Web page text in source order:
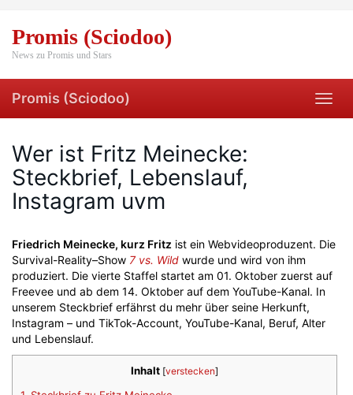
main
content
Promis (Sciodoo)
News zu Promis und Stars
Promis (Sciodoo)
Wer ist Fritz Meinecke:
Steckbrief, Lebenslauf,
Instagram uvm
Friedrich Meinecke, kurz Fritz ist ein Webvideoproduzent. Die
Survival-Reality–Show 7 vs. Wild wurde und wird von ihm
produziert. Die vierte Staffel startet am 01. Oktober zuerst auf
Freevee und ab dem 14. Oktober auf dem YouTube-Kanal. In
unserem Steckbrief erfährst du mehr über seine Herkunft,
Instagram – und TikTok-Account, YouTube-Kanal, Beruf, Alter
und Lebenslauf.
Inhalt [verstecken]